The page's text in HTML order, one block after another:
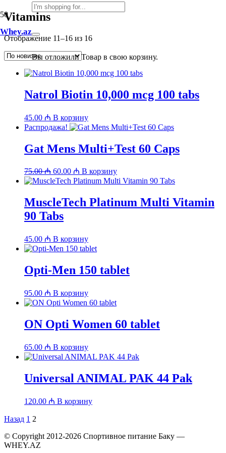
Whey.az
Вы отложилиТовар в свою корзину.
Vitamins
Отображение 11–16 из 16Сортировка:
недавние
Natrol Biotin 10,000 mcg 100 tabs
45.00 ₼ В корзину
Распродажа!
Gat Mens Multi+Test 60 Caps
75.00₼ Первоначальная
цена
составляла
75.00 ₼.
60.00 ₼ Текущая
цена:
В корзину
MuscleTech Platinum Multi Vitamin
90 Tabs
45.00 ₼ В корзину
Opti-Men 150 tablet
95.00 ₼ В корзину
ON Opti Women 60 tablet
65.00 ₼ В корзину
Universal ANIMAL PAK 44 Pak
120.00 ₼ В корзину
Пагинация
записей
Назад 1 2
© Copyright 2012-2026 Спортивное питание Баку —
WHEY.AZ